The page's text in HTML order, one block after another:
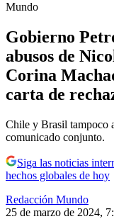
Mundo
Gobierno
abusos de
Corina
carta de
Chile y Brasil tampoco
comunicado conjunto.
Siga las noticias
hechos globales de hoy
Redacción Mundo
25 de marzo de 2024,